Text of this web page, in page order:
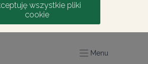
wszystkie pliki
cookie
Menu